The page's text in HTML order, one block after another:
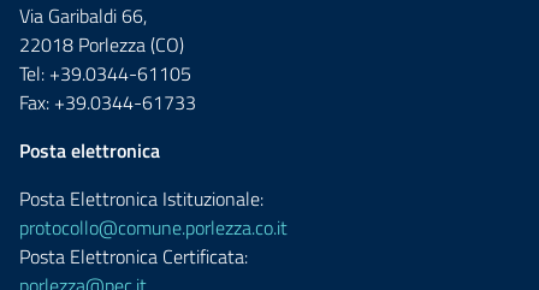
Via Garibaldi 66,
22018 Porlezza (CO)
Tel: +39.0344-61105
Fax: +39.0344-61733
Posta elettronica
Posta Elettronica Istituzionale:
protocollo@comune.porlezza.co.it
Posta Elettronica Certificata: